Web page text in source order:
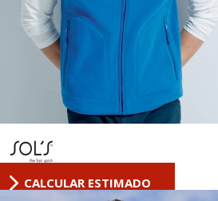
CALCULAR ESTIMADO